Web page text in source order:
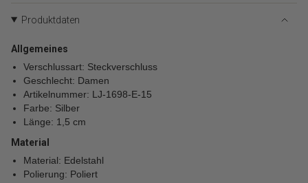
von
quantity
"minimum_of"=>"Minimum
von
{{
quantity
}}",
"maximum_of"=>"Maximum
von
{{
quantity
Produktdaten
Allgemeines
Verschlussart: Steckverschluss
Geschlecht: Damen
Artikelnummer: LJ-1698-E-15
Farbe: Silber
Länge: 1,5 cm
Material
Material: Edelstahl
Polierung: Poliert